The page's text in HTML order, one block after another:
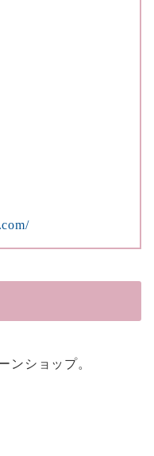
ンショップ。